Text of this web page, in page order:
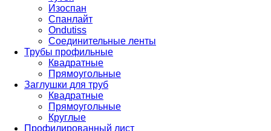
Изоспан
Спанлайт
Ondutiss
Соединительные ленты
Трубы профильные
Квадратные
Прямоугольные
Заглушки для труб
Квадратные
Прямоугольные
Круглые
Профилированный лист